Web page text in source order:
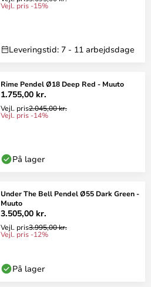
Vejl. pris -15%
Leveringstid: 7 - 11 arbejdsdage
Rime Pendel Ø18 Deep Red - Muuto
1.755,00 kr.
Vejl. pris2.045,00 kr.
Vejl. pris -14%
På lager
Under The Bell Pendel Ø55 Dark Green -
Muuto
3.505,00 kr.
Vejl. pris3.995,00 kr.
Vejl. pris -12%
På lager